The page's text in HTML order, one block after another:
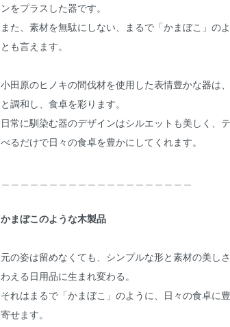
ンをプラスした器です。
また、素材を無駄にしない、まるで「かまぼこ」の
とも言えます。
小田原のヒノキの間伐材を使用した表情豊かな器は
と調和し、食卓を彩ります。
日常に馴染む器のデザインはシルエットも美しく、
べるだけで日々の食卓を豊かにしてくれます。
かまぼこのような木製品
元の姿は留めなくても、シンプルな形と素材の美し
わえる日用品に生まれ変わる。
それはまるで「かまぼこ」のように、日々の食卓に
寄せます。